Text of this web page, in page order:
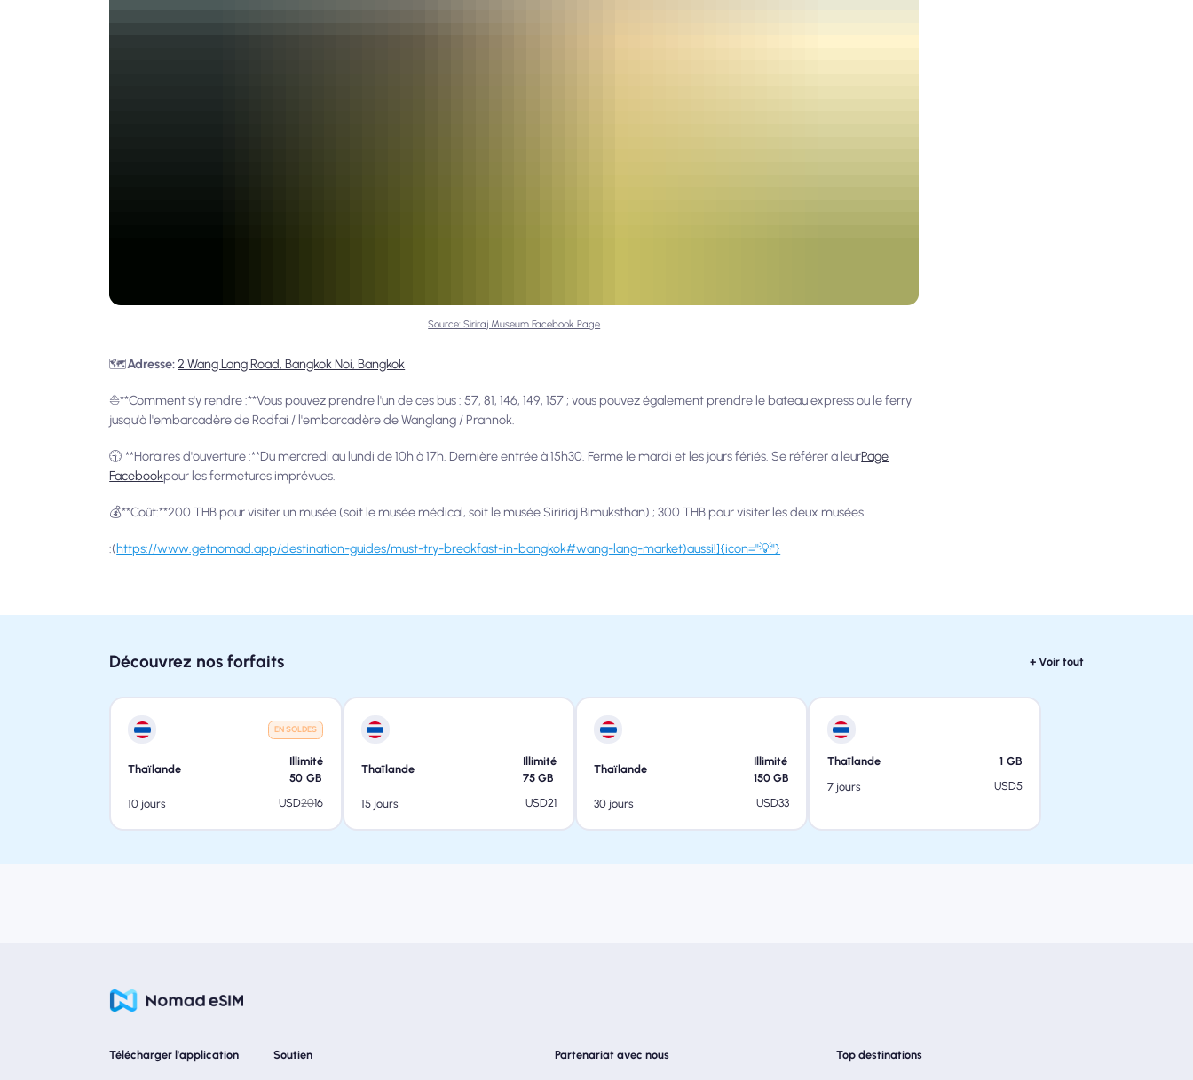
Source: Siriraj Museum Facebook Page
🗺️Adresse:2 Wang Lang Road, Bangkok Noi, Bangkok
⛵**Comment s'y rendre :**Vous pouvez prendre l'un de ces bus : 57, 81, 146, 149, 157 ; vous pouvez également prendre le bateau express ou le ferry
jusqu'à l'embarcadère de Rodfai / l'embarcadère de Wanglang / Prannok.
🕤 **Horaires d'ouverture :**Du mercredi au lundi de 10h à 17h. Dernière entrée à 15h30. Fermé le mardi et les jours fériés. Se référer à leurPage
Facebookpour les fermetures imprévues.
💰**Coût:**200 THB pour visiter un musée (soit le musée médical, soit le musée Siririaj Bimuksthan) ; 300 THB pour visiter les deux musées
:(https://www.getnomad.app/destination-guides/must-try-breakfast-in-bangkok#wang-lang-market)aussi!]{icon="💡"}
Découvrez nos forfaits + Voir tout
EN SOLDES
Thaïlande
Illimité
50 GB
10 jours
USD2016
Thaïlande
Illimité
75 GB
15 jours
USD21
Thaïlande
Illimité
150 GB
30 jours
USD33
Thaïlande 1 GB
7 jours
USD5
Télécharger l'application Soutien Partenariat avec nous Top destinations